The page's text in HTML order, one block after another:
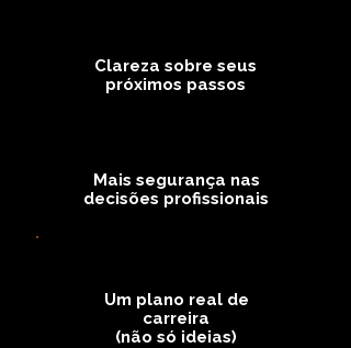
Clareza sobre seus
próximos passos
Mais segurança nas
decisões profissionais
Um plano real de
carreira
(não só ideias)